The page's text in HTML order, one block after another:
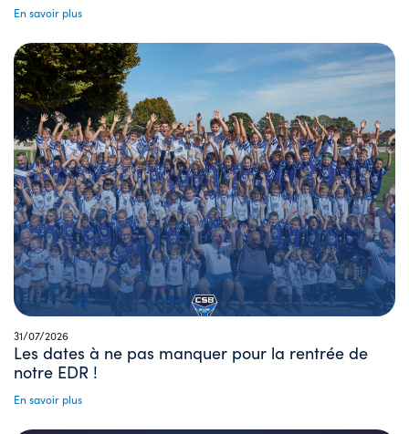
En savoir plus
31/07/2026
Les dates à ne pas manquer pour la rentrée de
notre EDR !
En savoir plus